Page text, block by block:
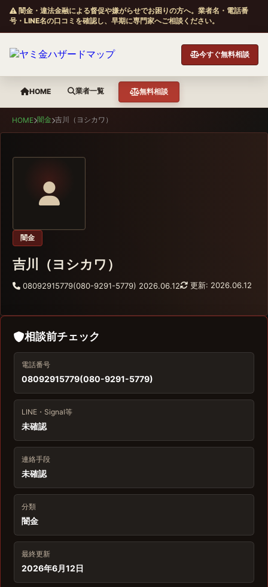
闇金・違法金融による督促や嫌がらせでお困りの方へ。業者名・電話番
号・LINE名の口コミを確認し、早期に専門家へご相談ください。
今すぐ無料相談
HOME 業者一覧 無料相談
HOME 闇金 吉川（ヨシカワ）
闇金
吉川（ヨシカワ）
08092915779(080-9291-5779) 2026.06.12 更新: 2026.06.12
相談前チェック
電話番号
08092915779(080-9291-5779)
LINE・Signal等
未確認
連絡手段
未確認
分類
闇金
最終更新
2026年6月12日